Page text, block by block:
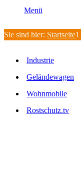
Menü
Sie sind hier: Startseite1
Industrie
Geländewagen
Wohnmobile
Rostschutz.tv